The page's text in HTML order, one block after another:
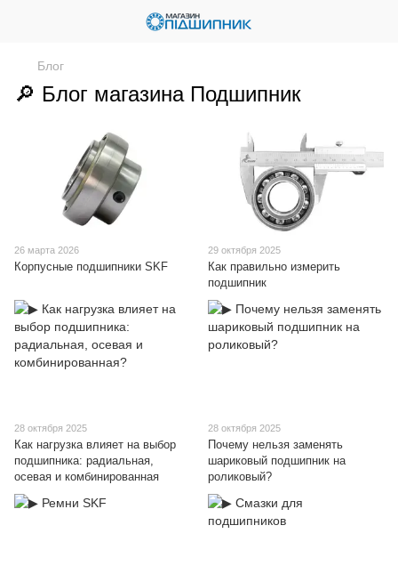
Блог
🔎 Блог магазина Подшипник
26 марта 2026
Корпусные подшипники SKF
29 октября 2025
Как правильно измерить
подшипник
28 октября 2025
Как нагрузка влияет на выбор
подшипника: радиальная,
осевая и комбинированная
28 октября 2025
Почему нельзя заменять
шариковый подшипник на
роликовый?